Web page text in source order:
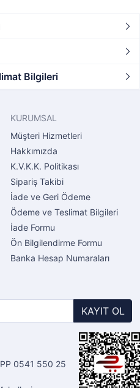
Bilgileri
KURUMSAL
Müşteri Hizmetleri
Hakkımızda
K.V.K.K. Politikası
Sipariş Takibi
İade ve Geri Ödeme
Ödeme ve Teslimat Bilgileri
İade Formu
Ön Bilgilendirme Formu
Banka Hesap Numaraları
KAYIT OL
0541 550 25